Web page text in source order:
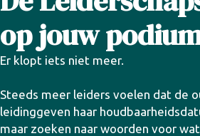
op jouw
Er klopt iets niet meer.
Steeds meer leiders voelen dat de
leidinggeven haar
maar zoeken naar woorden voor